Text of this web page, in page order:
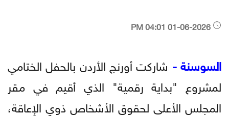
السوسنة - شاركت أورنج الأردن بالحفل الختامي
لمشروع "بداية رقمية" الذي أقيم في مقر
المجلس الأعلى لحقوق الأشخاص ذوي الإعاقة،